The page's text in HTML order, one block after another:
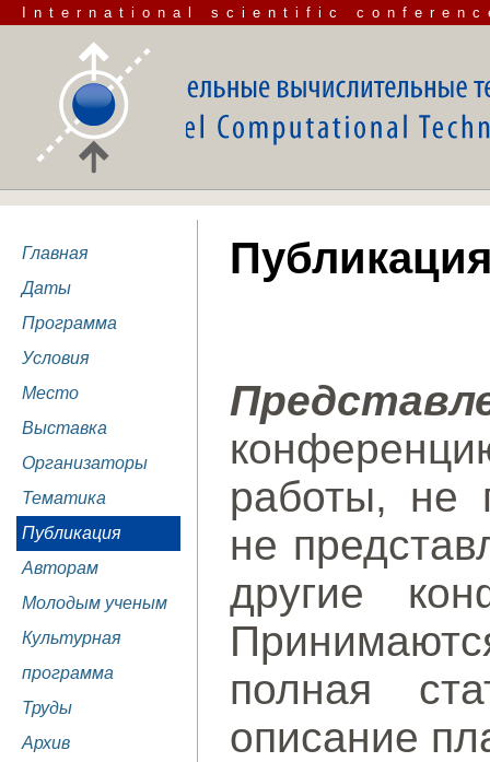
International scientific
Главная
Даты
Программа
Условия
Место
Выставка
Организаторы
Тематика
Публикация
Авторам
Молодым ученым
Культурная
программа
Труды
Архив
работы, не
не
другие
полная
описание